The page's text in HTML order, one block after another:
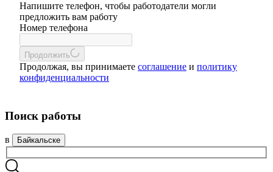
Напишите телефон, чтобы работодатели могли
предложить вам работу
Номер телефона
Продолжить
Продолжая, вы принимаете соглашение и политику
конфиденциальности
Поиск работы
в Байкальске